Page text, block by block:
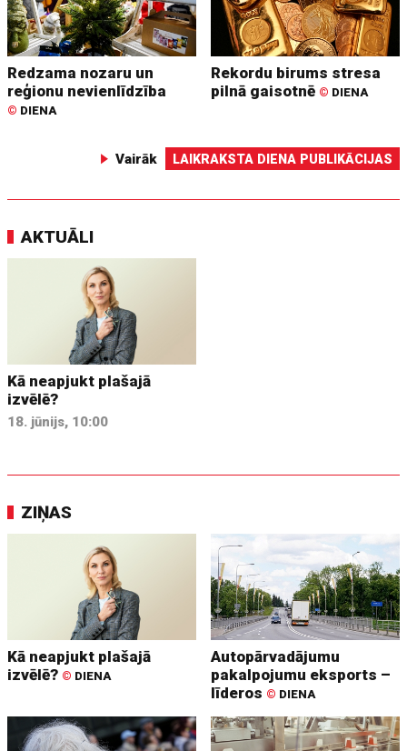
Redzama nozaru un
reģionu nevienlīdzība
© DIENA
Rekordu birums stresa
pilnā gaisotnē © DIENA
Vairāk LAIKRAKSTA DIENA PUBLIKĀCIJAS
AKTUĀLI
Kā neapjukt plašajā
izvēlē?
18. jūnijs, 10:00
ZIŅAS
Kā neapjukt plašajā
izvēlē? © DIENA
Autopārvadājumu
pakalpojumu eksports –
līderos © DIENA